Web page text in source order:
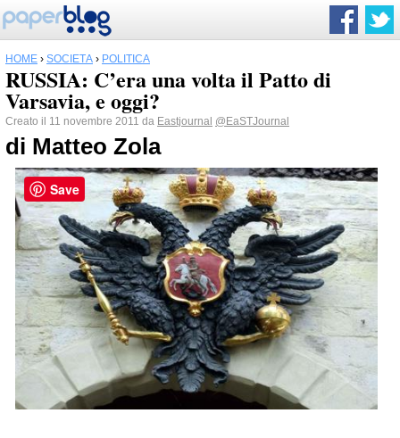
HOME › SOCIETÀ › POLITICA
RUSSIA: C’era una volta il Patto di
Varsavia, e oggi?
Creato il 11 novembre 2011 da Eastjournal @EaSTJournal
di Matteo Zola
Save